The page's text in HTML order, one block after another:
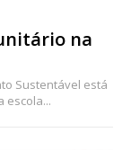
na
Sustentável está
escola...